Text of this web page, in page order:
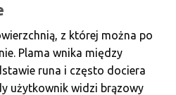
z której można po
Plama wnika między
runa i często dociera
użytkownik widzi brązowy